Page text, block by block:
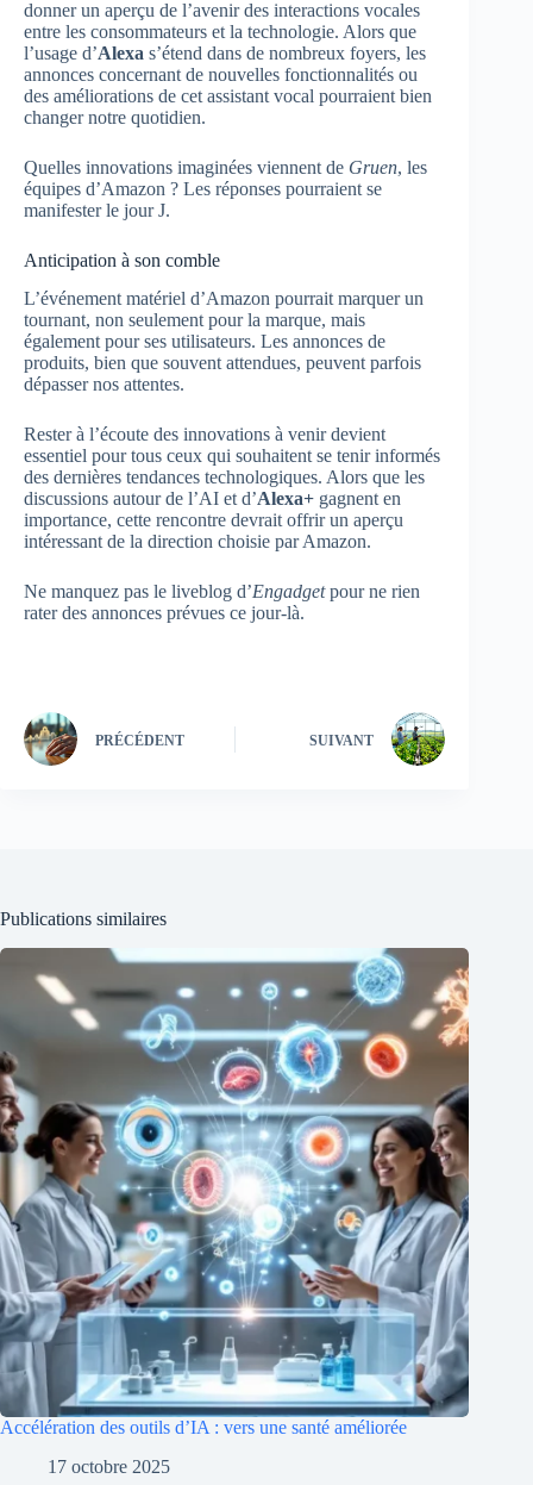
donner un aperçu de l’avenir des interactions vocales
entre les consommateurs et la technologie. Alors que
l’usage d’Alexa s’étend dans de nombreux foyers, les
annonces concernant de nouvelles fonctionnalités ou
des améliorations de cet assistant vocal pourraient bien
changer notre quotidien.
Quelles innovations imaginées viennent de Gruen, les
équipes d’Amazon ? Les réponses pourraient se
manifester le jour J.
Anticipation à son comble
L’événement matériel d’Amazon pourrait marquer un
tournant, non seulement pour la marque, mais
également pour ses utilisateurs. Les annonces de
produits, bien que souvent attendues, peuvent parfois
dépasser nos attentes.
Rester à l’écoute des innovations à venir devient
essentiel pour tous ceux qui souhaitent se tenir informés
des dernières tendances technologiques. Alors que les
discussions autour de l’AI et d’Alexa+ gagnent en
importance, cette rencontre devrait offrir un aperçu
intéressant de la direction choisie par Amazon.
Ne manquez pas le liveblog d’Engadgetpour ne rien
rater des annonces prévues ce jour-là.
PRÉCÉDENT SUIVANT
Publications similaires
Accélération des outils d’IA : vers une santé améliorée
17 octobre 2025